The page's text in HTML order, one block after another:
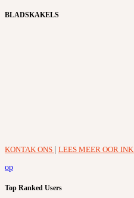
BLADSKAKELS
KONTAK ONS LEES MEER OOR INK
op
Top Ranked Users